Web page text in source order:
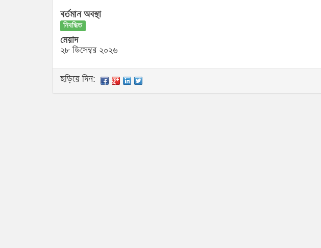
বর্তমান অবস্থা
নিবন্ধিত
মেয়াদ
২৮ ডিসেম্বর ২০২৬
ছড়িয়ে দিন: